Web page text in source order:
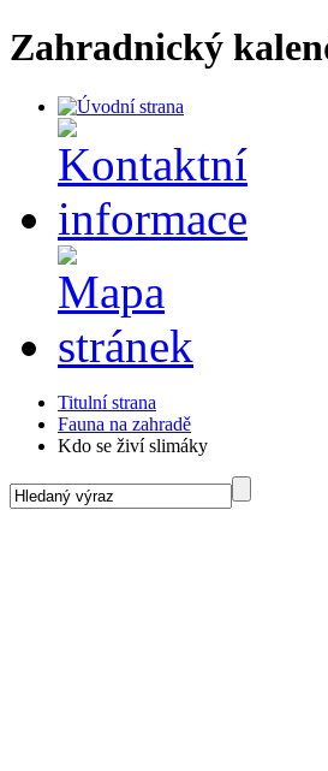
Zahradnický
Titulní strana
Fauna na zahradě
Kdo se živí slimáky